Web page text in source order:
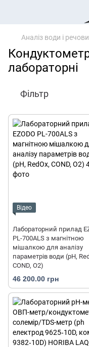
Аналіз води і
лабораторні
Фільтр
Відео
Лабораторний прилад
PL-700ALS з магнітною
мішалкою для аналізу
параметрів води (рН,
COND, O2)
46 200.00 грн